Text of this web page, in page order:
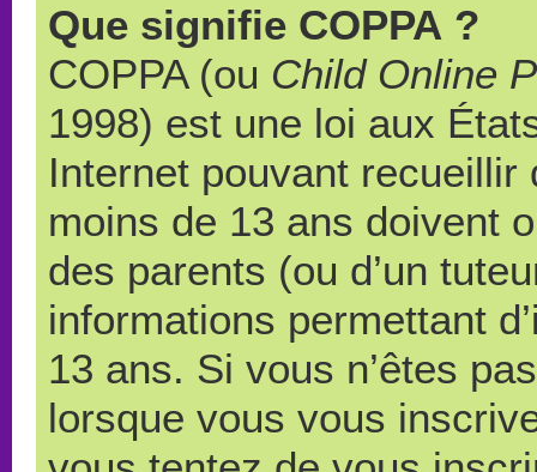
Que signifie COPPA ?
COPPA (ou Child Online
1998) est une loi aux
Internet pouvant
moins de 13 ans doivent
des parents (ou d’un
informations permettant
13 ans. Si vous n’êtes
lorsque vous vous